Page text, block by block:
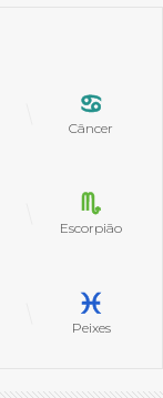
Câncer
Escorpião
Peixes